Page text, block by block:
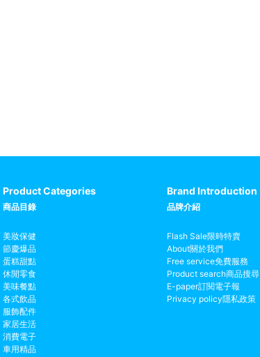
Product Categories
商品目錄
美妝保健
節慶爆品
蛋糕甜點
休閒零食
美味餐點
各式飲品
服飾配件
家居生活
消費電子
車用精品
Brand Introduction
品牌介紹
Flash Sale限時特賣
About關於我們
Free service免費服務
Product search商品搜尋
E-paper訂閱電子報
Privacy policy隱私政策